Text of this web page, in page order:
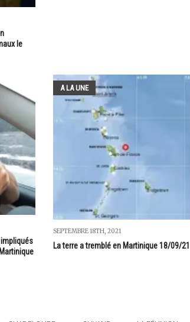
le
A LA UNE
SEPTEMBRE 18TH, 2021
La terre a tremblé en Martinique 18/09/21